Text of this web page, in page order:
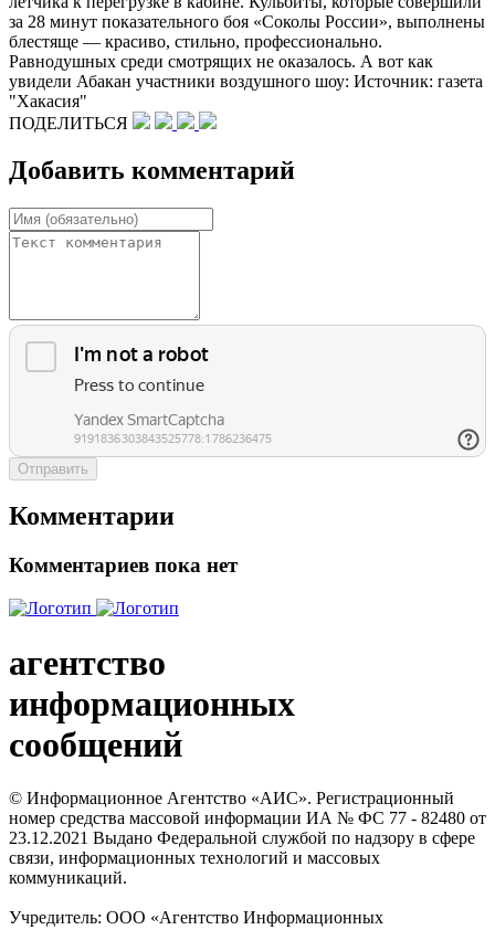
за 28 минут показательного боя «Соколы России», выполнены
блестяще — красиво, стильно, профессионально.
Равнодушных среди смотрящих не оказалось. А вот как
увидели Абакан участники воздушного шоу: Источник: газета
"Хакасия"
ПОДЕЛИТЬСЯ
Добавить комментарий
Отправить
Комментарии
Комментариев пока нет
агентство
информационных
сообщений
© Информационное Агентство «АИС». Регистрационный
номер средства массовой информации ИА № ФС 77 - 82480 от
23.12.2021 Выдано Федеральной службой по надзору в сфере
связи, информационных технологий и массовых
коммуникаций.
Учредитель: ООО «Агентство Информационных